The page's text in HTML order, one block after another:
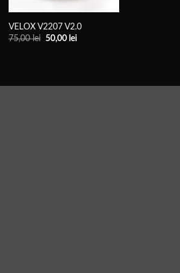
VELOX V2207 V2.0
75,00lei Prețul
50,00 lei